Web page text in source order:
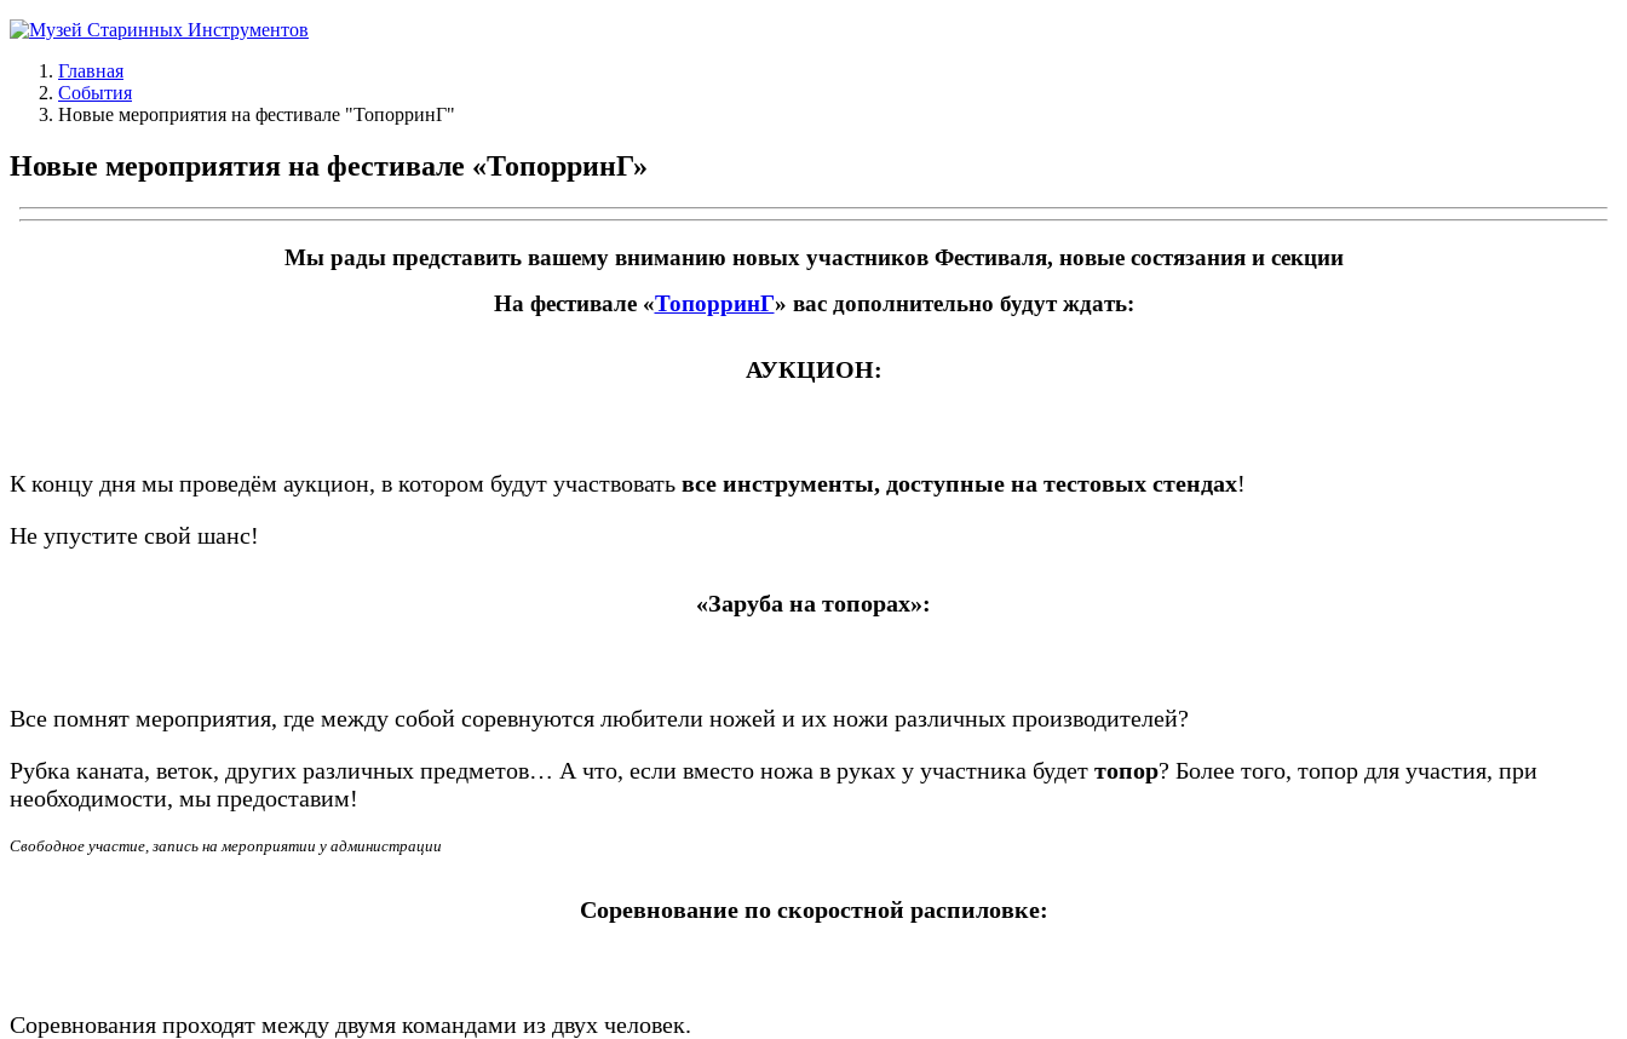
Главная
События
Новые мероприятия на фестивале "ТопорринГ"
Новые мероприятия на фестивале «ТопорринГ»
Мы рады представить вашему вниманию новых участников Фестиваля, новые состязания и секции
На фестивале «ТопорринГ» вас дополнительно будут ждать:
АУКЦИОН:
К концу дня мы проведём аукцион, в котором будут участвовать все инструменты, доступные на тестовых стендах!
Не упустите свой шанс!
«Заруба на топорах»:
Все помнят мероприятия, где между собой соревнуются любители ножей и их ножи различных производителей?
Рубка каната, веток, других различных предметов… А что, если вместо ножа в руках у участника будет топор? Более того, топор для участия, при
необходимости, мы предоставим!
Свободное участие, запись на мероприятии у администрации
Соревнование по скоростной распиловке:
Соревнования проходят между двумя командами из двух человек.